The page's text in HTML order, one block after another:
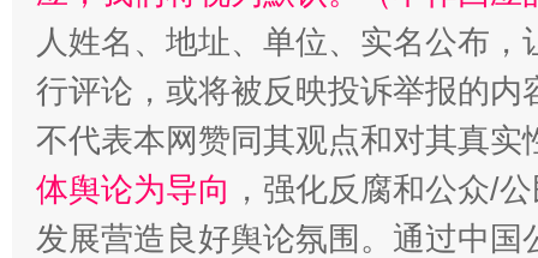
人姓名、地址、单位、实名公布
行评论，或将被反映投诉举报的
不代表本网赞同其观点和对其真实
体舆论为导向 ，强化反腐和公众/
发展营造良好舆论氛围。通过中